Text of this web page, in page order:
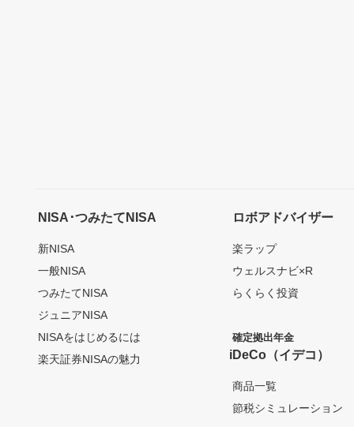
NISA･つみたてNISA
新NISA
一般NISA
つみたてNISA
ジュニアNISA
NISAをはじめるには
楽天証券NISAの魅力
ロボアドバイザー
楽ラップ
ウェルスナビ×R
らくらく投資
確定拠出年金
iDeCo（イデコ）
商品一覧
節税シミュレーション